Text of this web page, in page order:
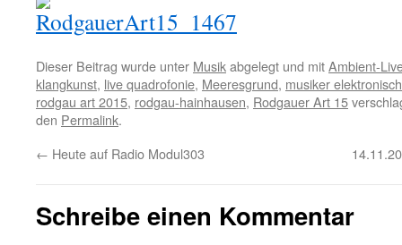
Dieser Beitrag wurde unter Musikabgelegt und mitAmbient-
klangkunst, live quadrofonie, Meeresgrund, musiker
rodgau art 2015, rodgau-hainhausen, Rodgauer Art 15
den Permalink.
← Heute auf Radio Modul303
Schreibe einen Kommentar